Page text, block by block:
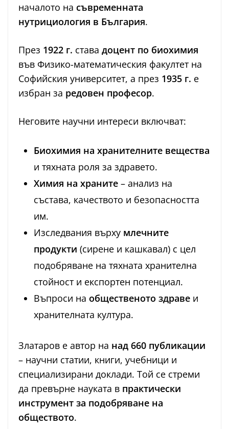
началото на съвременната
нутрициология в България.
През 1922 г. става доцент по биохимия
във Физико-математическия факултет на
Софийския университет, а през 1935 г. е
избран за редовен професор.
Неговите научни интереси включват:
Биохимия на хранителните вещества
и тяхната роля за здравето.
Химия на храните – анализ на
състава, качеството и безопасността
им.
Изследвания върху млечните
продукти (сирене и кашкавал) с цел
подобряване на тяхната хранителна
стойност и експортен потенциал.
Въпроси на общественото здраве и
хранителната култура.
Златаров е автор на над 660 публикации
– научни статии, книги, учебници и
специализирани доклади. Той се стреми
да превърне науката в практически
инструмент за подобряване на
обществото.